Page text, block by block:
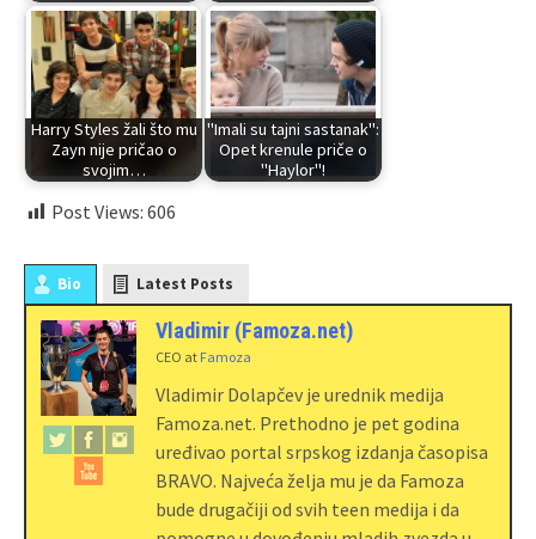
Harry Styles žali što mu
Zayn nije pričao o
svojim…
"Imali su tajni sastanak":
Opet krenule priče o
"Haylor"!
Post Views: 606
Bio Latest Posts
Vladimir (Famoza.net)
CEO at Famoza
Vladimir Dolapčev je urednik medija
Famoza.net. Prethodno je pet godina
uređivao portal srpskog izdanja časopisa
BRAVO. Najveća želja mu je da Famoza
bude drugačiji od svih teen medija i da